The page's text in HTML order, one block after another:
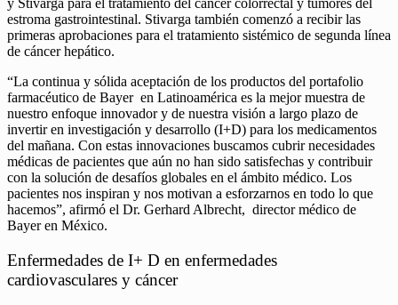
y Stivarga para el tratamiento del cáncer colorrectal y tumores del
estroma gastrointestinal. Stivarga también comenzó a recibir las
primeras aprobaciones para el tratamiento sistémico de segunda línea
de cáncer hepático.
“La continua y sólida aceptación de los productos del portafolio
farmacéutico de Bayer en Latinoamérica es la mejor muestra de
nuestro enfoque innovador y de nuestra visión a largo plazo de
invertir en investigación y desarrollo (I+D) para los medicamentos
del mañana. Con estas innovaciones buscamos cubrir necesidades
médicas de pacientes que aún no han sido satisfechas y contribuir
con la solución de desafíos globales en el ámbito médico. Los
pacientes nos inspiran y nos motivan a esforzarnos en todo lo que
hacemos”, afirmó el Dr. Gerhard Albrecht, director médico de
Bayer en México.
Enfermedades de I+ D en enfermedades
cardiovasculares y cáncer